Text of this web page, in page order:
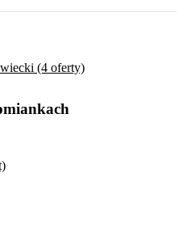
(4 oferty)